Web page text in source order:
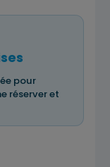
pour
réserver et